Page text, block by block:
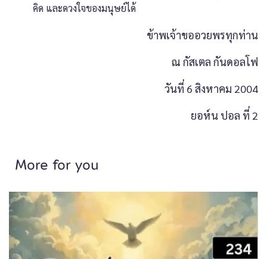
คิด และดวงใจของมนุษย์ได้
ข้าพเจ้าขออวยพรทุกท่าน
ณ กัสเตล กันดอลโฟ
วันที่ 6 สิงหาคม 2004
ยอห์น ปอล ที่ 2
More for you